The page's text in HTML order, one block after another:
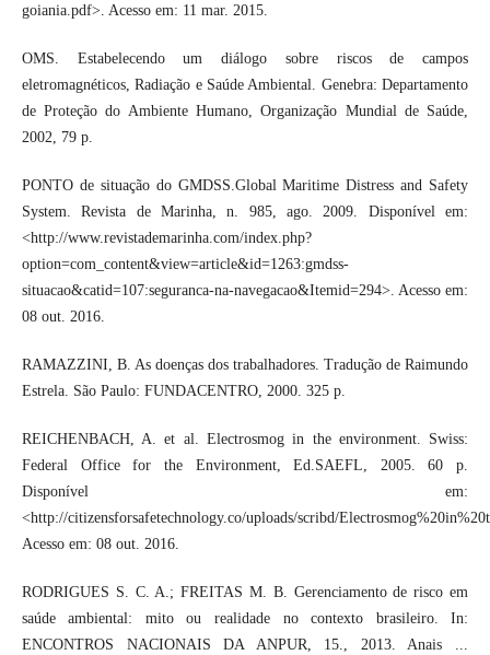
goiania.pdf>. Acesso em: 11 mar. 2015.
OMS. Estabelecendo um diálogo sobre riscos de campos
eletromagnéticos, Radiação e Saúde Ambiental. Genebra: Departamento
de Proteção do Ambiente Humano, Organização Mundial de Saúde,
2002, 79 p.
PONTO de situação do GMDSS.Global Maritime Distress and Safety
System. Revista de Marinha, n. 985, ago. 2009. Disponível em:
<http://www.revistademarinha.com/index.php?
option=com_content&view=article&id=1263:gmdss-
situacao&catid=107:seguranca-na-navegacao&Itemid=294>. Acesso em:
08 out. 2016.
RAMAZZINI, B. As doenças dos trabalhadores. Tradução de Raimundo
Estrela. São Paulo: FUNDACENTRO, 2000. 325 p.
REICHENBACH, A. et al. Electrosmog in the environment. Swiss:
Federal Office for the Environment, Ed.SAEFL, 2005. 60 p.
Disponível em:
<http://citizensforsafetechnology.co/uploads/scribd/
Acesso em: 08 out. 2016.
RODRIGUES S. C. A.; FREITAS M. B. Gerenciamento de risco em
saúde ambiental: mito ou realidade no contexto brasileiro. In:
ENCONTROS NACIONAIS DA ANPUR, 15., 2013. Anais ...